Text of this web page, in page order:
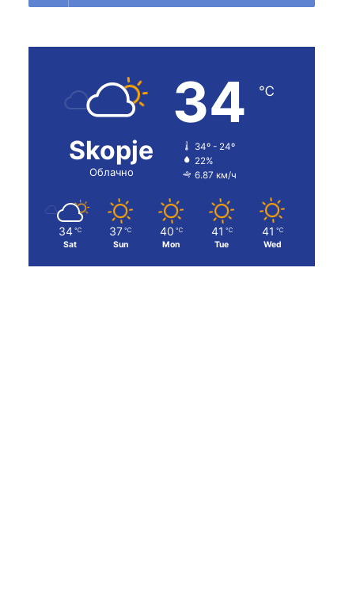
Skopje
Облачно
34 ℃
34º - 24º
22%
6.87 км/ч
34 ℃
Sat
37 ℃
Sun
40 ℃
Mon
41 ℃
Tue
41 ℃
Wed